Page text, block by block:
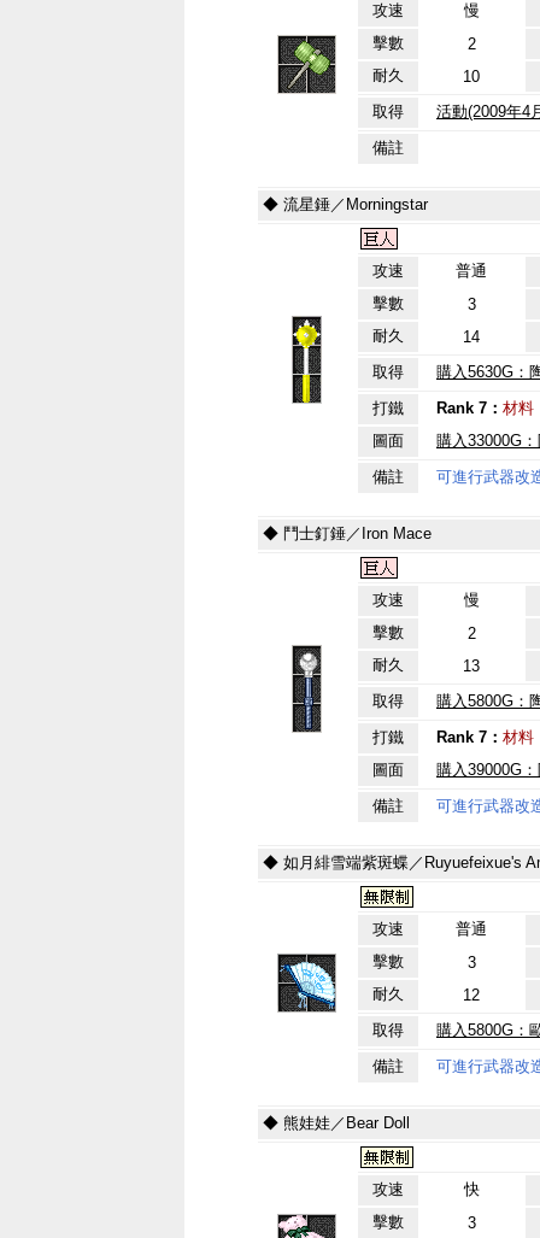
攻速
慢
擊數
2
耐久
10
取得
活動(2009年4
備註
◆ 流星錘／Morningstar
攻速
普通
擊數
3
耐久
14
取得
購入5630G：
打鐵
Rank 7： 材料
圖面
購入33000G
備註
可進行武器改
◆ 鬥士釘錘／Iron Mace
攻速
慢
擊數
2
耐久
13
取得
購入5800G：
打鐵
Rank 7： 材料
圖面
購入39000G
備註
可進行武器改
◆ 如月緋雪端紫斑蝶／Ruyuefeixue's
攻速
普通
擊數
3
耐久
12
取得
購入5800G：
備註
可進行武器改
◆ 熊娃娃／Bear Doll
攻速
快
擊數
3